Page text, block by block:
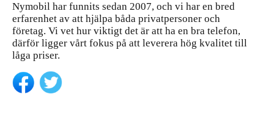
Nymobil har funnits sedan 2007, och vi har en bred
erfarenhet av att hjälpa båda privatpersoner och
företag. Vi vet hur viktigt det är att ha en bra telefon,
därför ligger vårt fokus på att leverera hög kvalitet till
låga priser.